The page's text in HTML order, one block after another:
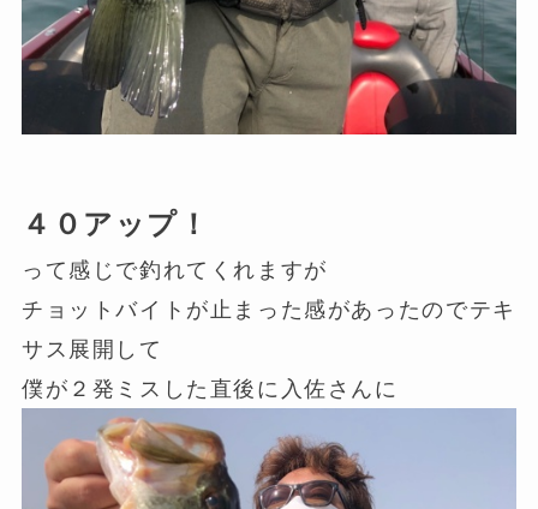
４０アップ！
って感じで釣れてくれますが
チョットバイトが止まった感があったのでテキ
サス展開して
僕が２発ミスした直後に入佐さんに